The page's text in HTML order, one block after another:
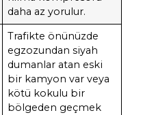
daha az yorulur.
Trafikte önünüzde
egzozundan siyah
dumanlar atan eski
bir kamyon var veya
kötü kokulu bir
bölgeden geçmek